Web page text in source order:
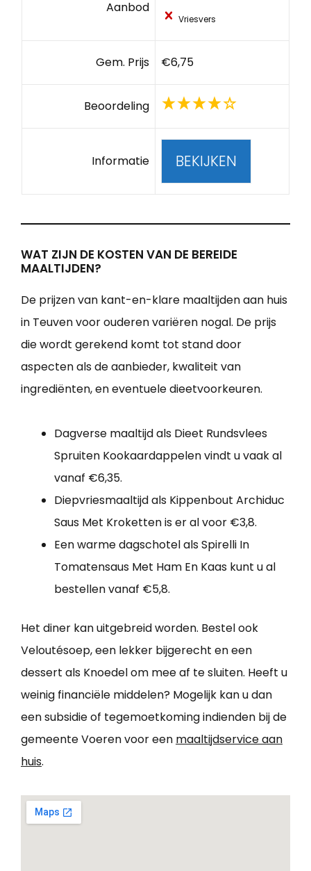
Aanbod
Vriesvers
Gem. Prijs €6,75
Beoordeling
Informatie BEKIJKEN
WAT ZIJN DE KOSTEN VAN DE BEREIDE
MAALTIJDEN?
De prijzen van kant-en-klare maaltijden aan huis
in Teuven voor ouderen variëren nogal. De prijs
die wordt gerekend komt tot stand door
aspecten als de aanbieder, kwaliteit van
ingrediënten, en eventuele dieetvoorkeuren.
Dagverse maaltijd als Dieet Rundsvlees
Spruiten Kookaardappelen vindt u vaak al
vanaf €6,35.
Diepvriesmaaltijd als Kippenbout Archiduc
Saus Met Kroketten is er al voor €3,8.
Een warme dagschotel als Spirelli In
Tomatensaus Met Ham En Kaas kunt u al
bestellen vanaf €5,8.
Het diner kan uitgebreid worden. Bestel ook
Veloutésoep, een lekker bijgerecht en een
dessert als Knoedel om mee af te sluiten. Heeft u
weinig financiële middelen? Mogelijk kan u dan
een subsidie of tegemoetkoming indienden bij de
gemeente Voeren voor een maaltijdservice aan
huis.